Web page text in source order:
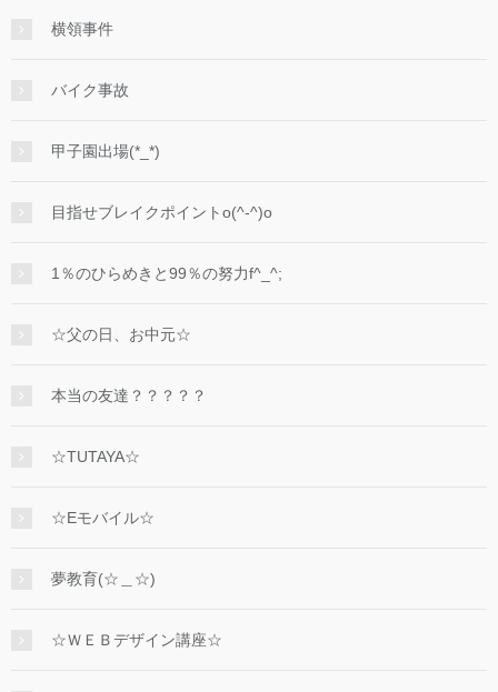
横領事件
バイク事故
甲子園出場(*_*)
目指せブレイクポイントo(^-^)o
1％のひらめきと99％の努力f^_^;
☆父の日、お中元☆
本当の友達？？？？？
☆TUTAYA☆
☆Eモバイル☆
夢教育(☆＿☆)
☆ＷＥＢデザイン講座☆